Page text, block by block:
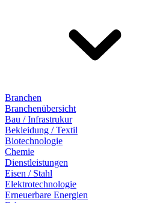
Branchen
Branchenübersicht
Bau / Infrastrukur
Bekleidung / Textil
Biotechnologie
Chemie
Dienstleistungen
Eisen / Stahl
Elektrotechnologie
Erneuerbare Energien